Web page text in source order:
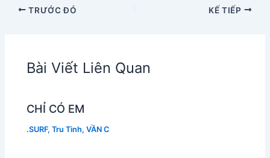
TRƯỚC ĐÓ KẾ TIẾP
Bài Viết Liên Quan
CHỈ CÓ EM
.SURF,Tru Tinh,VẦN C